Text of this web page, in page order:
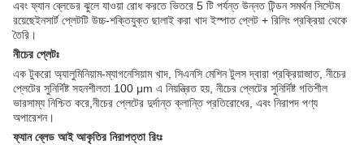
এবং ফ্যান ব্লেডের ঝুলে যাওয়া রোধ করতে ভিতরে 5 টি পর্যন্ত উন্নত টিন্ডন সমর্থন সিস্টেম
রয়েছেইনসার্ট প্লেটটি উচ্চ-শক্তিযুক্ত ছালাই করা খাদ ইস্পাত প্লেট + রিলিং প্রক্রিয়া থেকে
তৈরি।
নীচের প্লেটঃ
এক টুকরো অ্যালুমিনিয়াম-ম্যাগনেসিয়াম খাদ, সিএনসি মেশিন টুলস দ্বারা প্রক্রিয়াজাত, নীচের
প্লেটের সুনির্দিষ্ট সহনশীলতা 100 μm এ নিয়ন্ত্রিত হয়, নীচের প্লেটের সুনির্দিষ্ট গতিশীল
ভারসাম্য নিশ্চিত করে,নীচের প্লেটের দুর্দান্ত ক্লান্তি প্রতিরোধের, এবং নিরাপদ পণ্য
অপারেশন।
ফ্যান ব্লেড আই আকৃতির নিরাপত্তা রিংঃ